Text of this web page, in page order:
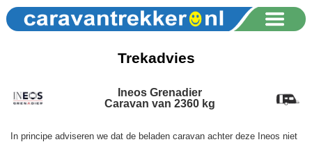
Trekadvies
Ineos Grenadier
Caravan van 2360 kg
In principe adviseren we dat de beladen caravan achter deze Ineos niet